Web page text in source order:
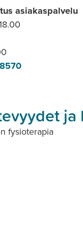
asiakaspalvelu
fysioterapia